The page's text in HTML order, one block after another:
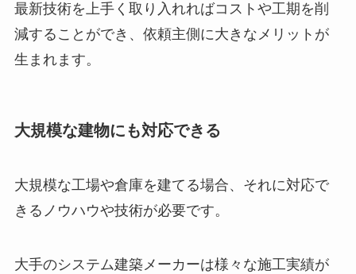
最新技術を上手く取り入れればコストや工期を削
減することができ、依頼主側に大きなメリットが
生まれます。
大規模な建物にも対応できる
大規模な工場や倉庫を建てる場合、それに対応で
きるノウハウや技術が必要です。
大手のシステム建築メーカーは様々な施工実績が